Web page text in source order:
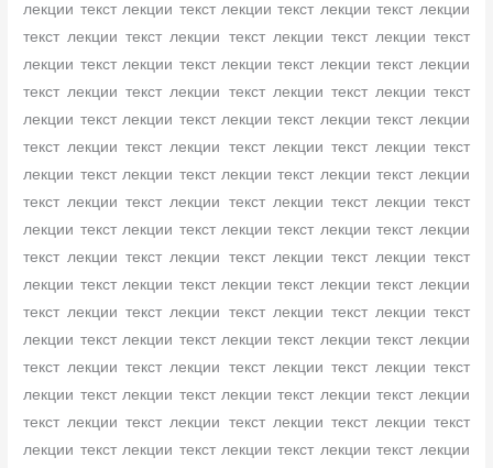
лекции текст лекции текст лекции текст лекции текст лекции
текст лекции текст лекции текст лекции текст лекции текст
лекции текст лекции текст лекции текст лекции текст лекции
текст лекции текст лекции текст лекции текст лекции текст
лекции текст лекции текст лекции текст лекции текст лекции
текст лекции текст лекции текст лекции текст лекции текст
лекции текст лекции текст лекции текст лекции текст лекции
текст лекции текст лекции текст лекции текст лекции текст
лекции текст лекции текст лекции текст лекции текст лекции
текст лекции текст лекции текст лекции текст лекции текст
лекции текст лекции текст лекции текст лекции текст лекции
текст лекции текст лекции текст лекции текст лекции текст
лекции текст лекции текст лекции текст лекции текст лекции
текст лекции текст лекции текст лекции текст лекции текст
лекции текст лекции текст лекции текст лекции текст лекции
текст лекции текст лекции текст лекции текст лекции текст
лекции текст лекции текст лекции текст лекции текст лекции